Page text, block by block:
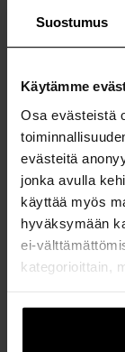
Suostumus
Käytämme
Osa evästeistä
evästeitä
jonka avulla
käyttää myös
hyväksymään
ei-
kategorioittain,
Jos muutat
Valitse tuote
T-paita, Made
Määrä